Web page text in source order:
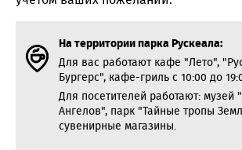
На территории парка Рускеала:
Для вас работают кафе "Лето",
Бургерс", кафе-гриль с 10:00 до
Для посетителей работают: музей
Ангелов", парк "Тайные тропы
сувенирные магазины.